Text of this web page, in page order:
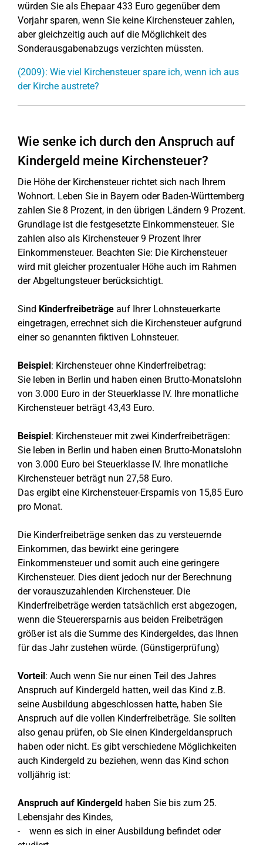
würden Sie als Ehepaar 433 Euro gegenüber dem
Vorjahr sparen, wenn Sie keine Kirchensteuer zahlen,
aber gleichzeitig auch auf die Möglichkeit des
Sonderausgabenabzugs verzichten müssten.
(2009): Wie viel Kirchensteuer spare ich, wenn ich aus
der Kirche austrete?
Wie senke ich durch den Anspruch auf
Kindergeld meine Kirchensteuer?
Die Höhe der Kirchensteuer richtet sich nach Ihrem
Wohnort. Leben Sie in Bayern oder Baden-Württemberg
zahlen Sie 8 Prozent, in den übrigen Ländern 9 Prozent.
Grundlage ist die festgesetzte Einkommensteuer. Sie
zahlen also als Kirchensteuer 9 Prozent Ihrer
Einkommensteuer. Beachten Sie: Die Kirchensteuer
wird mit gleicher prozentualer Höhe auch im Rahmen
der Abgeltungsteuer berücksichtigt.
Sind Kinderfreibeträge auf Ihrer Lohnsteuerkarte
eingetragen, errechnet sich die Kirchensteuer aufgrund
einer so genannten fiktiven Lohnsteuer.
Beispiel: Kirchensteuer ohne Kinderfreibetrag:
Sie leben in Berlin und haben einen Brutto-Monatslohn
von 3.000 Euro in der Steuerklasse IV. Ihre monatliche
Kirchensteuer beträgt 43,43 Euro.
Beispiel: Kirchensteuer mit zwei Kinderfreibeträgen:
Sie leben in Berlin und haben einen Brutto-Monatslohn
von 3.000 Euro bei Steuerklasse IV. Ihre monatliche
Kirchensteuer beträgt nun 27,58 Euro.
Das ergibt eine Kirchensteuer-Ersparnis von 15,85 Euro
pro Monat.
Die Kinderfreibeträge senken das zu versteuernde
Einkommen, das bewirkt eine geringere
Einkommensteuer und somit auch eine geringere
Kirchensteuer. Dies dient jedoch nur der Berechnung
der vorauszuzahlenden Kirchensteuer. Die
Kinderfreibeträge werden tatsächlich erst abgezogen,
wenn die Steuerersparnis aus beiden Freibeträgen
größer ist als die Summe des Kindergeldes, das Ihnen
für das Jahr zustehen würde. (Günstigerprüfung)
Vorteil: Auch wenn Sie nur einen Teil des Jahres
Anspruch auf Kindergeld hatten, weil das Kind z.B.
seine Ausbildung abgeschlossen hatte, haben Sie
Anspruch auf die vollen Kinderfreibeträge. Sie sollten
also genau prüfen, ob Sie einen Kindergeldanspruch
haben oder nicht. Es gibt verschiedene Möglichkeiten
auch Kindergeld zu beziehen, wenn das Kind schon
volljährig ist:
Anspruch auf Kindergeld haben Sie bis zum 25.
Lebensjahr des Kindes,
- wenn es sich in einer Ausbildung befindet oder